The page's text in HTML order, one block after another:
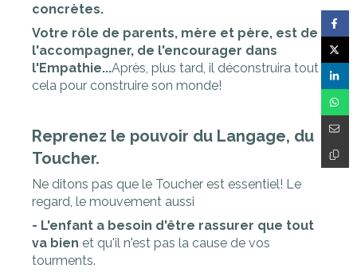
concrètes.
Votre rôle de parents, mère et père, est de
l'accompagner, de l'encourager dans
l'Empathie...Après, plus tard, il déconstruira tout
cela pour construire son monde!
Reprenez le pouvoir du Langage, du
Toucher.
Ne ditons pas que le Toucher est essentiel! Le
regard, le mouvement aussi
- L'enfant a besoin d'être rassurer que tout
va bien et qu'il n'est pas la cause de vos
tourments.